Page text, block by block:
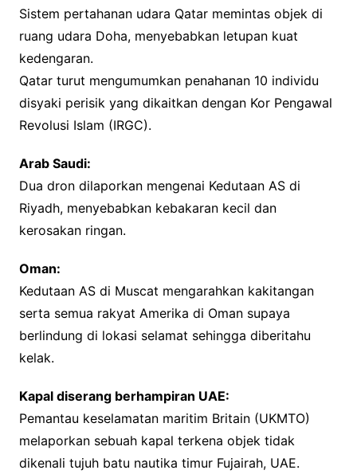
Sistem pertahanan udara Qatar memintas objek di
ruang udara Doha, menyebabkan letupan kuat
kedengaran.
Qatar turut mengumumkan penahanan 10 individu
disyaki perisik yang dikaitkan dengan Kor Pengawal
Revolusi Islam (IRGC).
Arab Saudi:
Dua dron dilaporkan mengenai Kedutaan AS di
Riyadh, menyebabkan kebakaran kecil dan
kerosakan ringan.
Oman:
Kedutaan AS di Muscat mengarahkan kakitangan
serta semua rakyat Amerika di Oman supaya
berlindung di lokasi selamat sehingga diberitahu
kelak.
Kapal diserang berhampiran UAE:
Pemantau keselamatan maritim Britain (UKMTO)
melaporkan sebuah kapal terkena objek tidak
dikenali tujuh batu nautika timur Fujairah, UAE.